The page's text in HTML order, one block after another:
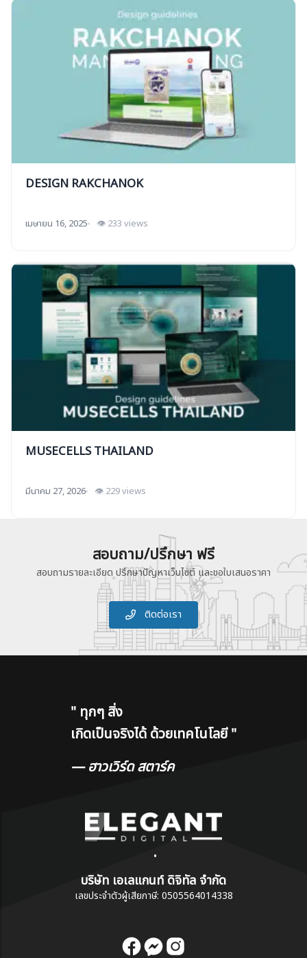
DESIGN RAKCHANOK
เมษายน 16, 2025 👁 233 views
MUSECELLS THAILAND
มีนาคม 27, 2026 👁 229 views
สอบถาม/ปรึกษา ฟรี
สอบถามรายละเอียด ปรึกษาปัญหาเว็บไซต์ และขอใบเสนอราคา
ติดต่อเรา
" ทุกๆ สิ่ง
เกิดเป็นจริงได้ ด้วยเทคโนโลยี"
— ฮาวเวิร์ด สตาร์ค
•
บริษัท เอเลแกนท์ ดิจิทัล จำกัด
เลขประจำตัวผู้เสียภาษี: 0505564014338